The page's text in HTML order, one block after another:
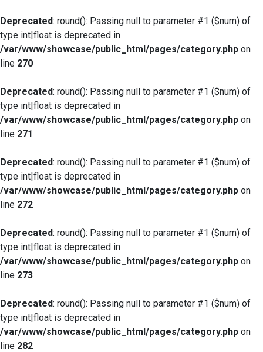
Deprecated: round(): Passing null to parameter #1 ($num) of
type int|float is deprecated in
/var/www/showcase/public_html/pages/category.php on
line 270
Deprecated: round(): Passing null to parameter #1 ($num) of
type int|float is deprecated in
/var/www/showcase/public_html/pages/category.php on
line 271
Deprecated: round(): Passing null to parameter #1 ($num) of
type int|float is deprecated in
/var/www/showcase/public_html/pages/category.php on
line 272
Deprecated: round(): Passing null to parameter #1 ($num) of
type int|float is deprecated in
/var/www/showcase/public_html/pages/category.php on
line 273
Deprecated: round(): Passing null to parameter #1 ($num) of
type int|float is deprecated in
/var/www/showcase/public_html/pages/category.php on
line 282